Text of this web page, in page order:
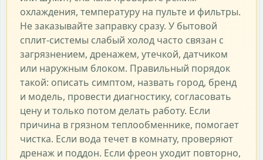
охлаждения, температуру на пульте и фильтры.
Не заказывайте заправку сразу. У бытовой
сплит-системы слабый холод часто связан с
загрязнением, дренажем, утечкой, датчиком
или наружным блоком. Правильный порядок
такой: описать симптом, назвать город, бренд
и модель, провести диагностику, согласовать
цену и только потом делать работу. Если
причина в грязном теплообменнике, помогает
чистка. Если вода течет в комнату, проверяют
дренаж и поддон. Если фреон уходит повторно,